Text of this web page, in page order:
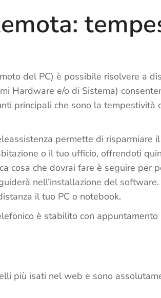
del PC) è possibile risolvere a
Hardware e/o di Sistema)
principali che sono la tempestività
permette di risparmiare
o il tuo ufficio, offrendoti
cosa che dovrai fare è seguire per
nell’installazione del
il tuo PC o notebook.
è stabilito con
più isati nel web e sono